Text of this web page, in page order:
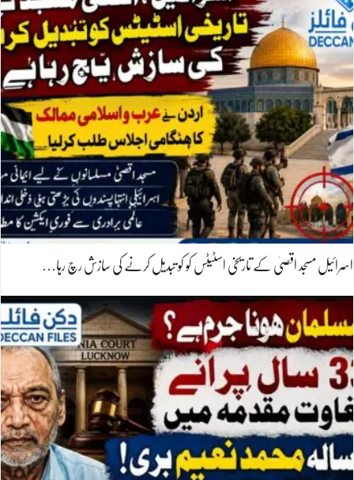
اسرائیل مسجد اقصیٰ کے تاریخی اسٹیٹس کو کو تبدیل کرنے کی سازش رچ رہا…